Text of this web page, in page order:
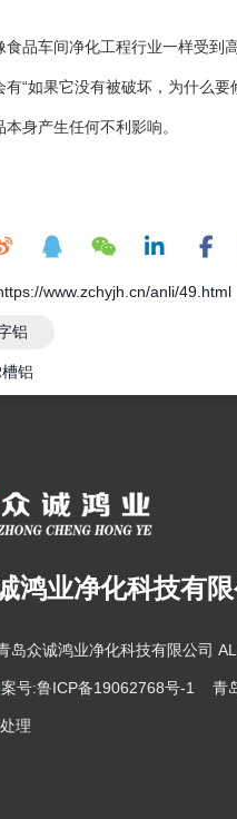
食品车间净化工程行业一样受到
有“如果它没有被破坏，为什么
身产生任何不利影响。
www.zchyjh.cn/anli/49.html
铝
铝
鸿业净化科技有限
岛众诚鸿业净化科技有限公司
号:鲁ICP备19062768号-1 青
理